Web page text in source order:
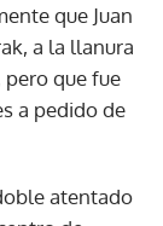
que Juan
a la llanura
pero que fue
a pedido de
atentado